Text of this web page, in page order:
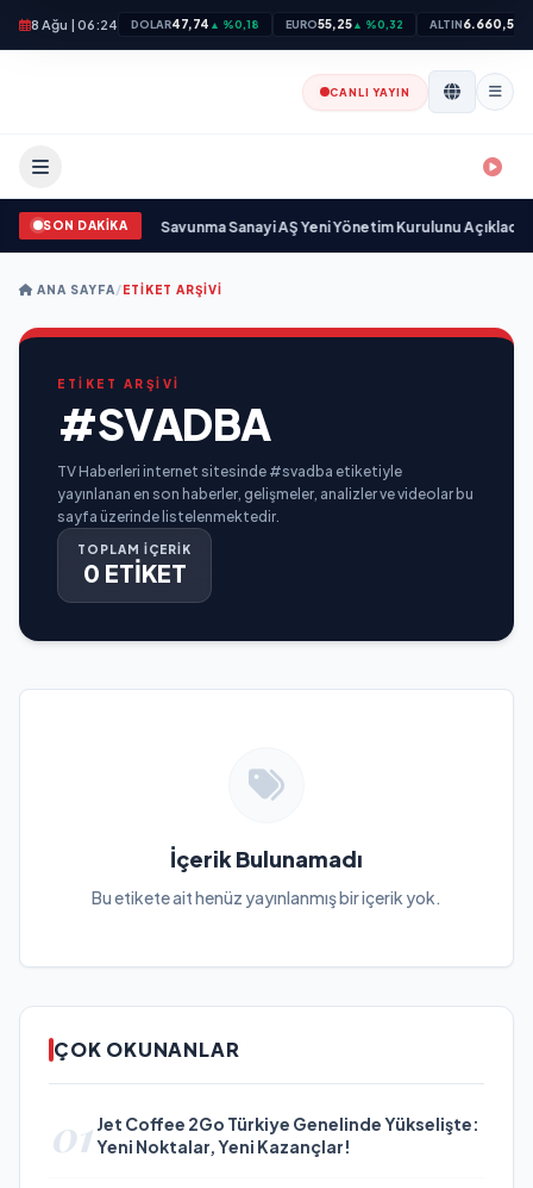
8 Ağu | 06:24 DOLAR47,74 ▲ %0,18 EURO55,25▲ %0,32 ALTIN6.660,55
CANLI YAYIN
SON DAKİKA
sayıyor• Açıkgöz Savunma Sanayi AŞ Yeni Yönetim Kurulunu Açıkladı
ANA SAYFA/ETIKET ARŞIVI
ETİKET ARŞİVİ
#SVADBA
TV Haberleri internet sitesinde #svadba etiketiyle
yayınlanan en son haberler, gelişmeler, analizler ve videolar bu
sayfa üzerinde listelenmektedir.
TOPLAM İÇERİK
0 ETİKET
İçerik Bulunamadı
Bu etikete ait henüz yayınlanmış bir içerik yok.
ÇOK OKUNANLAR
01 Jet Coffee 2Go Türkiye Genelinde Yükselişte:
Yeni Noktalar, Yeni Kazançlar!